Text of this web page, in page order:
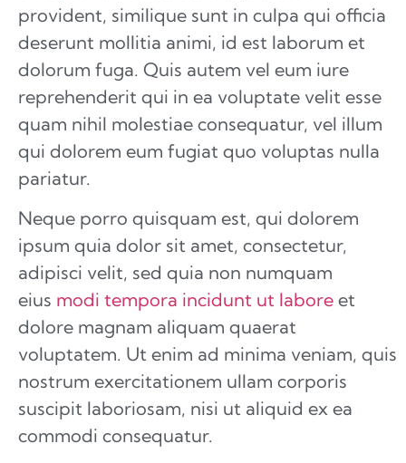
provident, similique sunt in culpa qui officia
deserunt mollitia animi, id est laborum et
dolorum fuga. Quis autem vel eum iure
reprehenderit qui in ea voluptate velit esse
quam nihil molestiae consequatur, vel illum
qui dolorem eum fugiat quo voluptas nulla
pariatur.
Neque porro quisquam est, qui dolorem
ipsum quia dolor sit amet, consectetur,
adipisci velit, sed quia non numquam
eius modi tempora incidunt ut labore et
dolore magnam aliquam quaerat
voluptatem. Ut enim ad minima veniam, quis
nostrum exercitationem ullam corporis
suscipit laboriosam, nisi ut aliquid ex ea
commodi consequatur.